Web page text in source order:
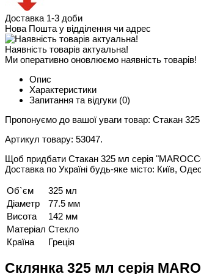
Доставка 1-3 доби
Нова Пошта у відділення чи адрес
Наявність товарів актуальна!
Ми оперативно оновлюємо наявність товарів!
Опис
Характеристики
Запитання та відгуки (0)
Пропонуємо до вашої уваги товар: Стакан
Артикул товару: 53047.
Щоб придбати Стакан 325 мл серія
Доставка по Україні будь-яке місто: Київ,
Об`єм
325 мл
Діаметр
77.5 мм
Висота
142 мм
Матеріал Стекло
Країна
Греція
Склянка 325 мл серія